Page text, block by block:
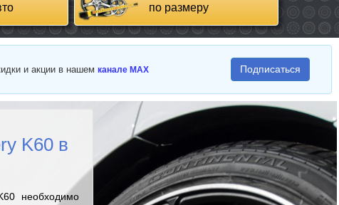
по размеру
и акции в нашем канале MAX Подписаться
K60 в
необходимо